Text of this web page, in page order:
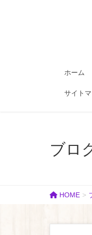
ホーム
サイト
ブロ
HOME